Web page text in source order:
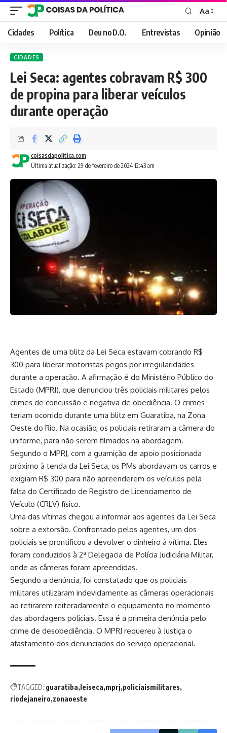
Font
Resizer
Aa
Cidades Política Deu no D.O. Entrevistas Opinião
CIDADES
Lei Seca: agentes cobravam R$ 300
de propina para liberar veículos
durante operação
Última atualização: 29 de fevereiro de 2024 12:43 am
coisasdapolitica.com
Agentes de uma blitz da Lei Seca estavam cobrando R$
300 para liberar motoristas pegos por irregularidades
durante a operação. A afirmação é do Ministério Público do
Estado (MPRJ), que denunciou três policiais militares pelos
crimes de concussão e negativa de obediência. O crimes
teriam ocorrido durante uma blitz em Guaratiba, na Zona
Oeste do Rio. Na ocasião, os policiais retiraram a câmera do
uniforme, para não serem filmados na abordagem.
Segundo o MPRJ, com a guarnição de apoio posicionada
próximo à tenda da Lei Seca, os PMs abordavam os carros e
exigiam R$ 300 para não apreenderem os veículos pela
falta do Certificado de Registro de Licenciamento de
Veículo (CRLV) físico.
Uma das vítimas chegou a informar aos agentes da Lei Seca
sobre a extorsão. Confrontado pelos agentes, um dos
policiais se prontificou a devolver o dinheiro à vítima. Eles
foram conduzidos à 2ª Delegacia de Polícia Judiciária Militar,
onde as câmeras foram apreendidas.
Segundo a denúncia, foi constatado que os policiais
militares utilizaram indevidamente as câmeras operacionais
ao retirarem reiteradamente o equipamento no momento
das abordagens policiais. Essa é a primeira denúncia pelo
crime de desobediência. O MPRJ requereu à Justiça o
afastamento dos denunciados do serviço operacional.
TAGGED: guaratiba leiseca mprj policiaismilitares
riodejaneiro zonaoeste